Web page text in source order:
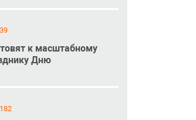
к масштабному
Дню